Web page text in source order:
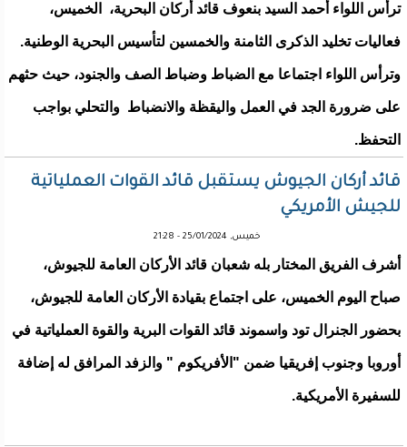
ترأس اللواء أحمد السيد بنعوف قائد أركان البحرية، الخميس،
فعاليات تخليد الذكرى الثامنة والخمسين لتأسيس البحرية الوطنية.
وترأس اللواء اجتماعا مع الضباط وضباط الصف والجنود، حيث حثهم
على ضرورة الجد في العمل واليقظة والانضباط والتحلي بواجب
التحفظ.
قائد أركان الجيوش يستقبل قائد القوات العملياتية
للجيش الأمريكي
خميس, 25/01/2024 - 21:28
أشرف الفريق المختار بله شعبان قائد الأركان العامة للجيوش،
صباح اليوم الخميس، على اجتماع بقيادة الأركان العامة للجيوش،
بحضور الجنرال تود واسموند قائد القوات البرية والقوة العملياتية في
أوروبا وجنوب إفريقيا ضمن "الأفريكوم " والزفد المرافق له إضافة
للسفيرة الأمريكية.